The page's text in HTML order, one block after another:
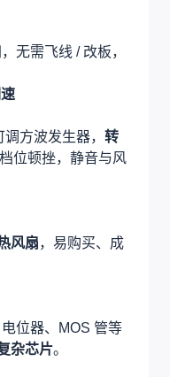
，无需飞线 / 改板，
方波发生器， 转
位顿挫，静音与风
风扇，易购买、成
位器、MOS 管等
杂芯片。